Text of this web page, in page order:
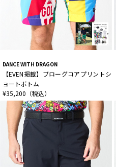
DANCE WITH DRAGON
【EVEN掲載】ブローグコアプリントシ
ョートボトム
¥35,200（税込）